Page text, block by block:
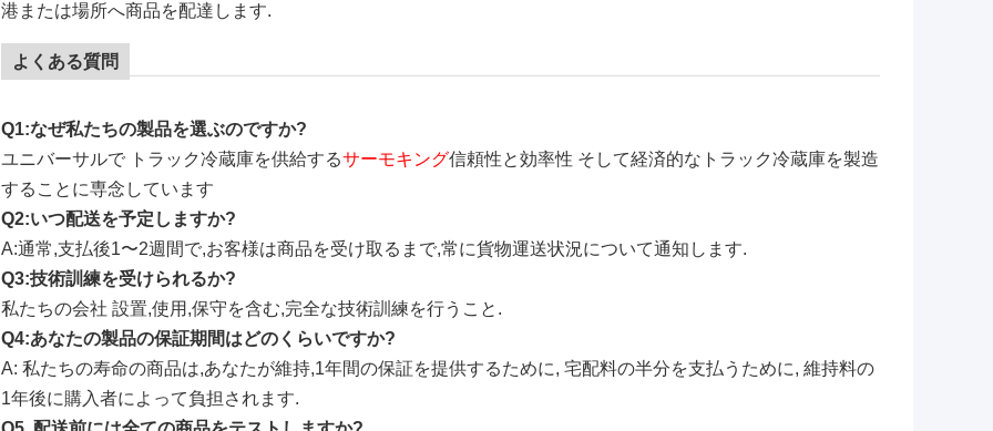
港または場所へ商品を配達します.
よくある質問
Q1:なぜ私たちの製品を選ぶのですか?
ユニバーサルで トラック冷蔵庫を供給するサーモキング信頼性と効率性 そして経済的なトラック冷蔵庫を製造
することに専念しています
Q2:いつ配送を予定しますか?
A:通常,支払後1〜2週間で,お客様は商品を受け取るまで,常に貨物運送状況について通知します.
Q3:技術訓練を受けられるか?
私たちの会社 設置,使用,保守を含む,完全な技術訓練を行うこと.
Q4:あなたの製品の保証期間はどのくらいですか?
A: 私たちの寿命の商品は,あなたが維持,1年間の保証を提供するために, 宅配料の半分を支払うために, 維持料の
1年後に購入者によって負担されます.